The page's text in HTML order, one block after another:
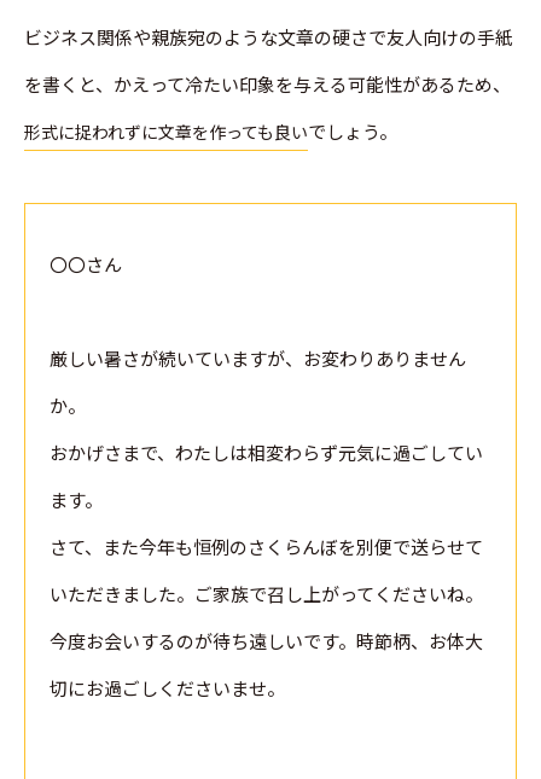
ビジネス関係や親族宛のような文章の硬さで友人向けの手紙
を書くと、かえって冷たい印象を与える可能性があるため、
形式に捉われずに文章を作っても良いでしょう。
〇〇さん
厳しい暑さが続いていますが、お変わりありません
か。
おかげさまで、わたしは相変わらず元気に過ごしてい
ます。
さて、また今年も恒例のさくらんぼを別便で送らせて
いただきました。ご家族で召し上がってくださいね。
今度お会いするのが待ち遠しいです。時節柄、お体大
切にお過ごしくださいませ。